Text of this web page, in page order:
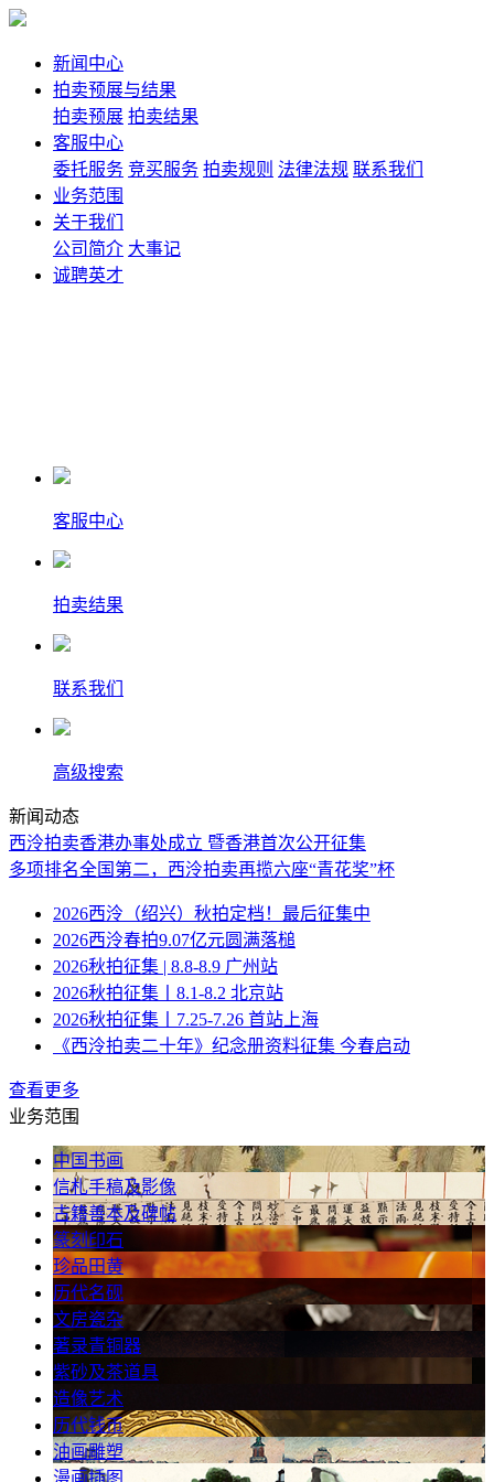
新闻中心
拍卖预展与结果
拍卖预展 拍卖结果
客服中心
委托服务 竞买服务 拍卖规则 法律法规 联系我们
业务范围
关于我们
公司简介 大事记
诚聘英才
客服中心
拍卖结果
联系我们
高级搜索
新闻动态
西泠拍卖香港办事处成立 暨香港首次公开征集
多项排名全国第二，西泠拍卖再揽六座“青花奖”杯
2026西泠（绍兴）秋拍定档！最后征集中
2026西泠春拍9.07亿元圆满落槌
2026秋拍征集 | 8.8-8.9 广州站
2026秋拍征集丨8.1-8.2 北京站
2026秋拍征集丨7.25-7.26 首站上海
《西泠拍卖二十年》纪念册资料征集 今春启动
查看更多
业务范围
中国书画
信札手稿及影像
古籍善本及碑帖
篆刻印石
珍品田黄
历代名砚
文房瓷杂
著录青铜器
紫砂及茶道具
造像艺术
历代钱币
油画雕塑
漫画插图